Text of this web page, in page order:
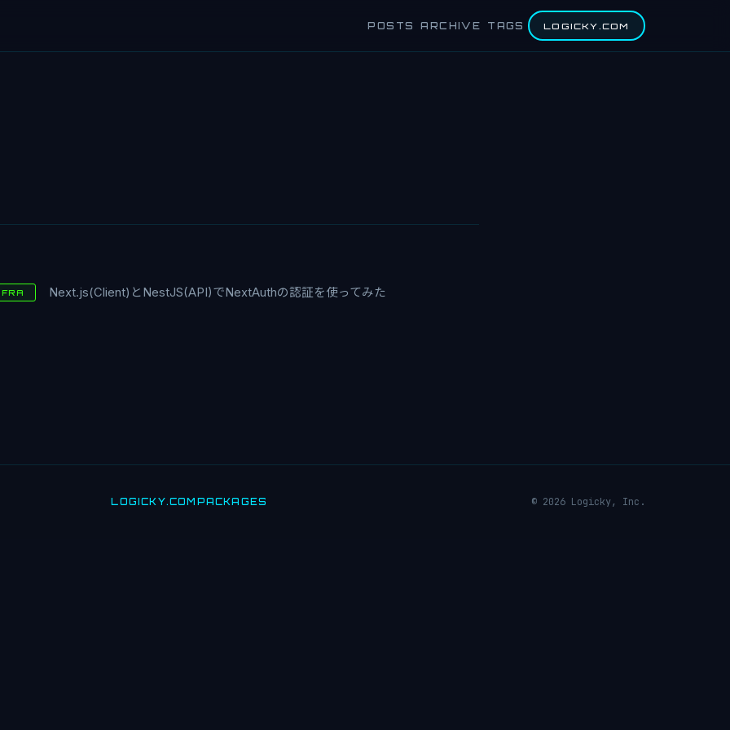
POSTS ARCHIVE TAGS LOGICKY.COM
Next.js(Client)とNestJS(API)でNextAuthの認証を使ってみた
LOGICKY.COM PACKAGES © 2026 Logicky, Inc.